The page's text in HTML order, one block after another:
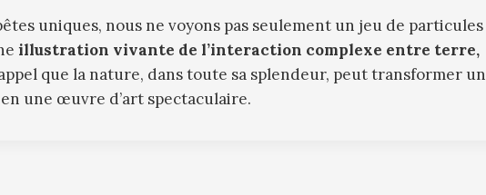
uniques, nous ne voyons pas seulement un jeu de particules
illustration vivante de l’interaction complexe entre terre,
que la nature, dans toute sa splendeur, peut transformer un
une œuvre d’art spectaculaire.